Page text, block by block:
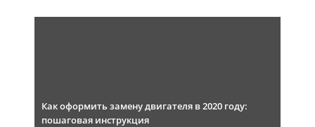
Как оформить замену двигателя в 2020 году:
пошаговая инструкция